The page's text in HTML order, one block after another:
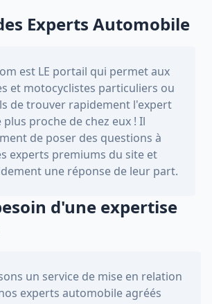
Experts Automobile
est LE portail qui permet aux
et motocyclistes particuliers ou
de trouver rapidement l'expert
proche de chez eux ! Il
de poser des questions à
experts premiums du site et
une réponse de leur part.
d'une expertise
un service de mise en relation
experts automobile agréés